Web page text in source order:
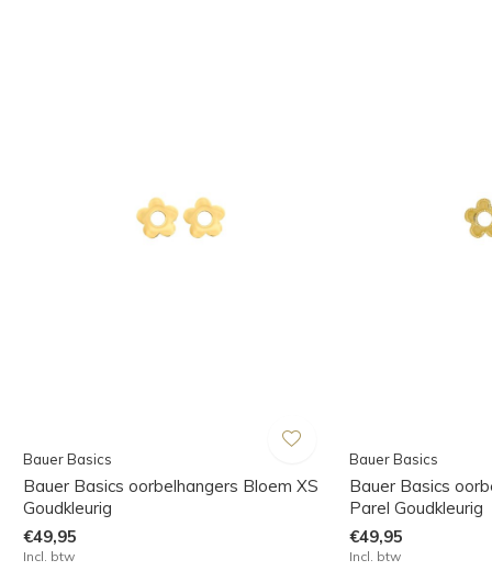
Bauer Basics
Bauer Basics oorbelhangers Bloem XS
Goudkleurig
€49,95
Incl. btw
Bauer Basics
Bauer Basics
Parel Goudkleurig
€49,95
Incl. btw